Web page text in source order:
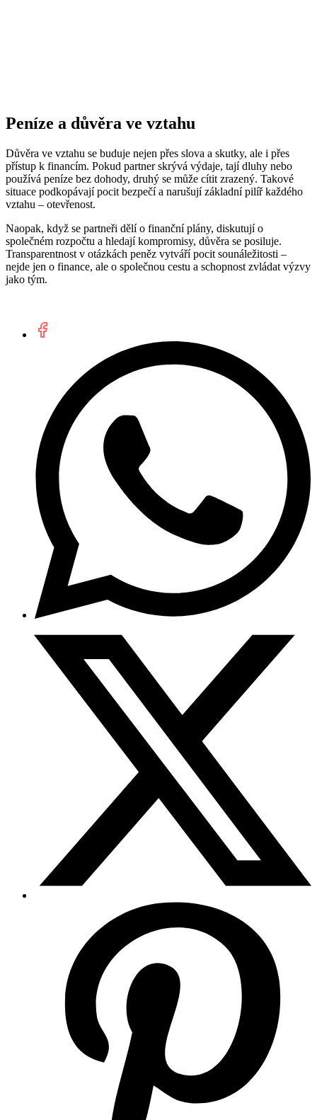
Peníze a důvěra ve vztahu
Důvěra ve vztahu se buduje nejen přes slova a skutky, ale i přes
přístup k financím. Pokud partner skrývá výdaje, tají dluhy nebo
používá peníze bez dohody, druhý se může cítit zrazený. Takové
situace podkopávají pocit bezpečí a narušují základní pilíř každého
vztahu – otevřenost.
Naopak, když se partneři dělí o finanční plány, diskutují o
společném rozpočtu a hledají kompromisy, důvěra se posiluje.
Transparentnost v otázkách peněz vytváří pocit sounáležitosti –
nejde jen o finance, ale o společnou cestu a schopnost zvládat výzvy
jako tým.